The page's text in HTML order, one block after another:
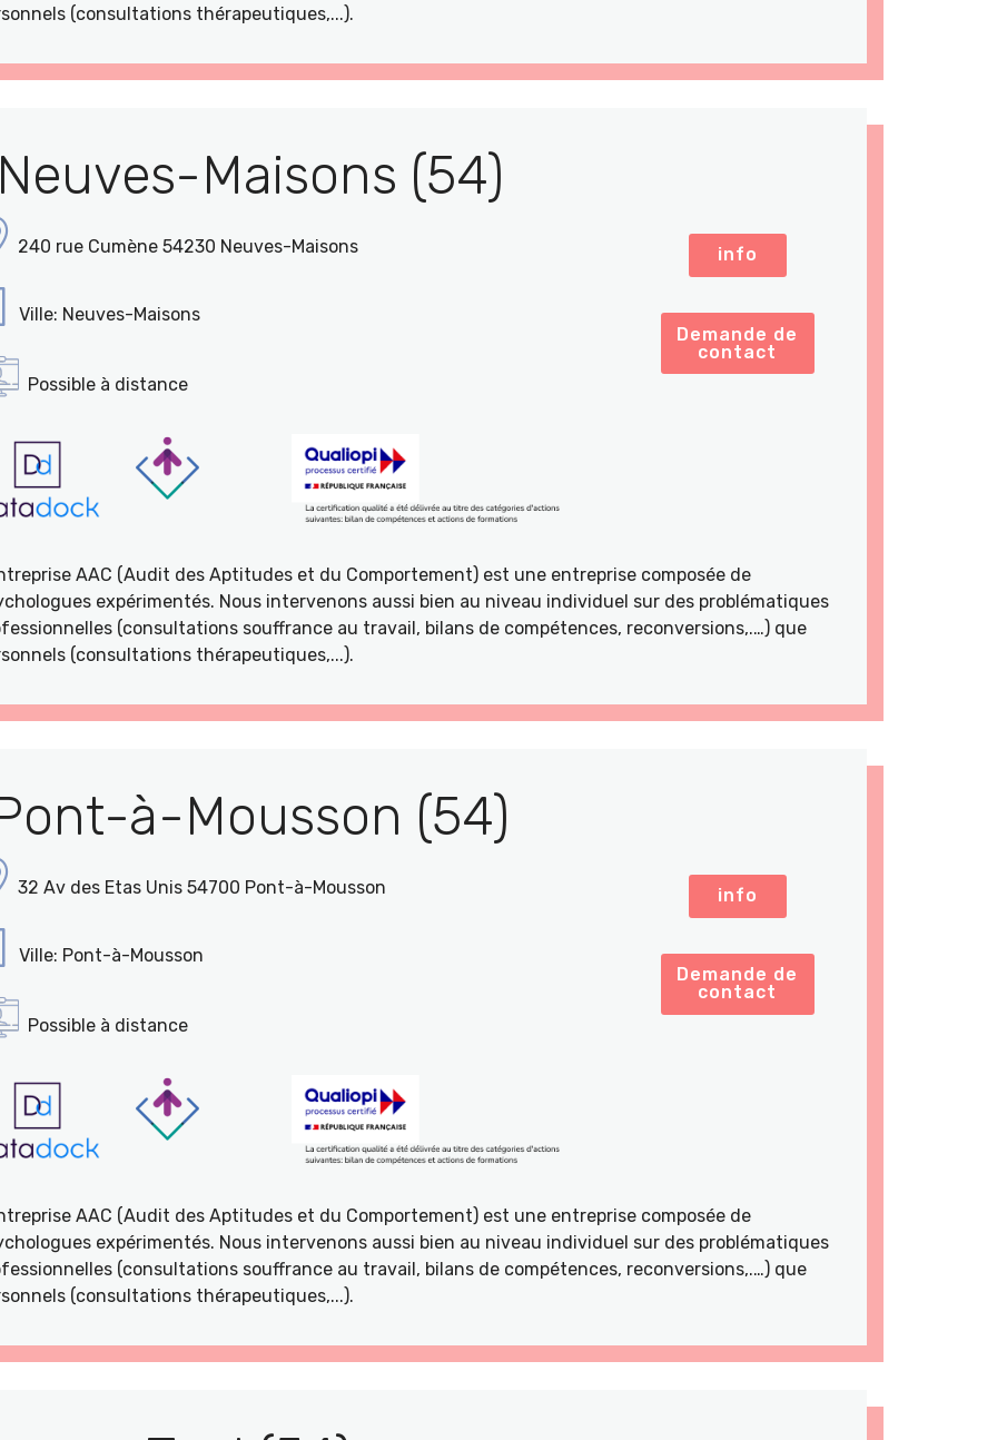
(consultations thérapeutiques,...).
Maisons (54)
240 rue Cumène 54230 Neuves-Maisons
Ville: Neuves-Maisons
Possible à distance
info
Demande de
contact
AAC (Audit des Aptitudes et du Comportement) est une entreprise composée de
expérimentés. Nous intervenons aussi bien au niveau individuel sur des problématiques
(consultations souffrance au travail, bilans de compétences, reconversions,.…) que
(consultations thérapeutiques,...).
à-Mousson (54)
32 Av des Etas Unis 54700 Pont-à-Mousson
Ville: Pont-à-Mousson
Possible à distance
info
Demande de
contact
AAC (Audit des Aptitudes et du Comportement) est une entreprise composée de
expérimentés. Nous intervenons aussi bien au niveau individuel sur des problématiques
(consultations souffrance au travail, bilans de compétences, reconversions,.…) que
(consultations thérapeutiques,...).